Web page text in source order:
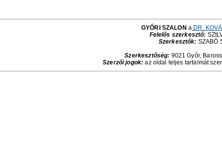
GYŐRI SZALON a DR.
Felelős szerkesztő:
Szerkesztők: SZABÓ
Szerkesztőség: 9021 Győr,
Szerzői jogok: az oldal teljes tartalmát